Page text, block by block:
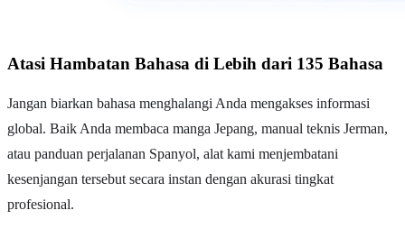
Atasi Hambatan Bahasa di Lebih dari 135 Bahasa
Jangan biarkan bahasa menghalangi Anda mengakses informasi
global. Baik Anda membaca manga Jepang, manual teknis Jerman,
atau panduan perjalanan Spanyol, alat kami menjembatani
kesenjangan tersebut secara instan dengan akurasi tingkat
profesional.